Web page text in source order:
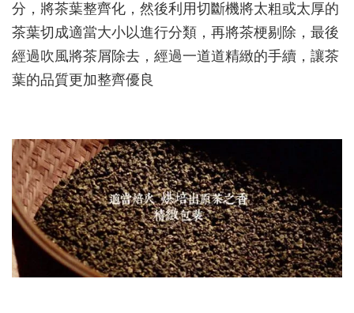
分，將茶葉整齊化，然後利用切斷機將太粗或太厚的
茶葉切成適當大小以進行分類，再將茶梗剔除，最後
經過吹風將茶屑除去，經過一道道精緻的手續，讓茶
葉的品質更加整齊優良